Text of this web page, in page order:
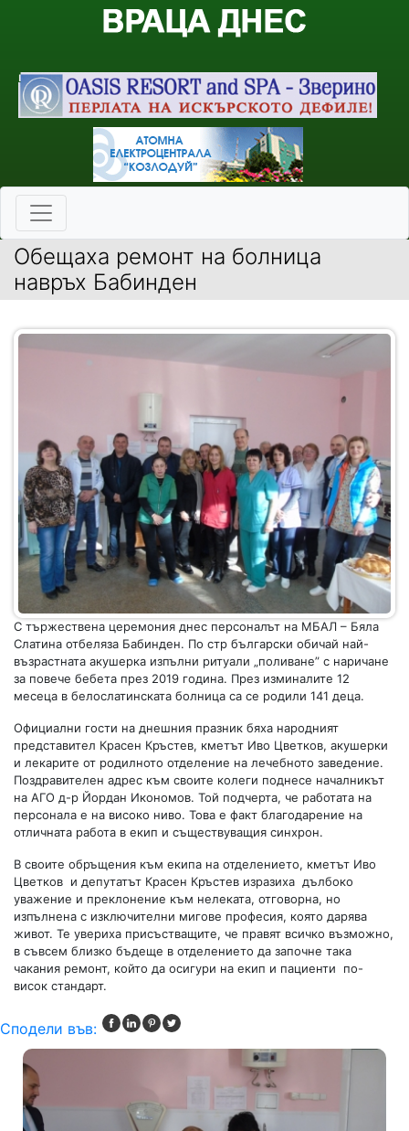
Обещаха ремонт на болница
навръх Бабинден
С тържествена церемония днес персоналът на МБАЛ – Бяла
Слатина отбеляза Бабинден. По стр български обичай най-
възрастната акушерка изпълни ритуали „поливане” с наричане
за повече бебета през 2019 година. През изминалите 12
месеца в белослатинската болница са се родили 141 деца.
Официални гости на днешния празник бяха народният
представител Красен Кръстев, кметът Иво Цветков, акушерки
и лекарите от родилното отделение на лечебното заведение.
Поздравителен адрес към своите колеги поднесе началникът
на АГО д-р Йордан Икономов. Той подчерта, че работата на
персонала е на високо ниво. Това е факт благодарение на
отличната работа в екип и съществуващия синхрон.
В своите обръщения към екипа на отделението, кметът Иво
Цветков и депутатът Красен Кръстев изразиха дълбоко
уважение и преклонение към нелеката, отговорна, но
изпълнена с изключителни мигове професия, която дарява
живот. Те увериха присъстващите, че правят всичко възможно,
в съвсем близко бъдеще в отделението да започне така
чакания ремонт, който да осигури на екип и пациенти по-
висок стандарт.
Сподели във: